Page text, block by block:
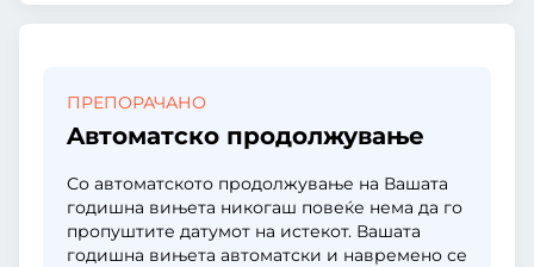
ПРЕПОРАЧАНО
Aвтоматско продолжување
Со автоматското продолжување на Вашата
годишна вињета никогаш повеќе нема да го
пропуштите датумот на истекот. Вашата
годишна вињета автоматски и навремено се